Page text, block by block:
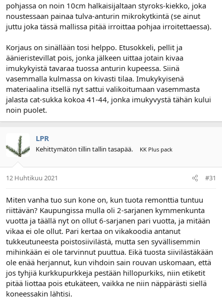
pohjassa on noin 10cm halkaisijaltaan styroks-kiekko, joka
noustessaan painaa tulva-anturin mikrokytkintä (se ainut
juttu joka tässä mallissa pitää irroittaa pohjaa irroitettaessa).
Korjaus on sinällään tosi helppo. Etusokkeli, pellit ja
äänieristevillat pois, jonka jälkeen uittaa jotain kivaa
imukykyistä tavaraa tuossa anturin kupeessa. Siinä
vasemmalla kulmassa on kivasti tilaa. Imukykyisenä
materiaalina itsellä nyt sattui valikoitumaan vasemmasta
jalasta cat-sukka kokoa 41-44, jonka imukyvystä tähän kului
noin puolet.
LPR
Kehittymätön tillin tallin tasapää. KK Plus pack
12 Huhtikuu 2021 #31
Miten vanha tuo sun kone on, kun tuota remonttia tuntuu
riittävän? Kaupungissa mulla oli 2-sarjanen kymmenkunta
vuotta ja täällä nyt on ollut 6-sarjanen pari vuotta, ja mitään
vikaa ei ole ollut. Pari kertaa on vikakoodia antanut
tukkeutuneesta poistosiivilästä, mutta sen syvällisemmin
mihinkään ei ole tarvinnut puuttua. Eikä tuosta siivilästäkään
ole enää herjannut, kun vihdoin sain rouvan uskomaan, että
jos tyhjiä kurkkupurkkeja pestään hillopurkiks, niin etiketit
pitää liottaa pois etukäteen, vaikka ne niin näppärästi siellä
koneessakin lähtisi.